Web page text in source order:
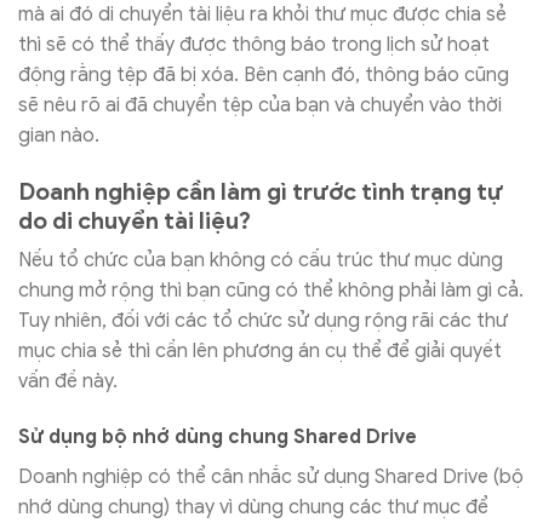
mà ai đó di chuyển tài liệu ra khỏi thư mục được chia sẻ
thì sẽ có thể thấy được thông báo trong lịch sử hoạt
động rằng tệp đã bị xóa. Bên cạnh đó, thông báo cũng
sẽ nêu rõ ai đã chuyển tệp của bạn và chuyển vào thời
gian nào.
Doanh nghiệp cần làm gì trước tình trạng tự
do di chuyển tài liệu?
Nếu tổ chức của bạn không có cấu trúc thư mục dùng
chung mở rộng thì bạn cũng có thể không phải làm gì cả.
Tuy nhiên, đối với các tổ chức sử dụng rộng rãi các thư
mục chia sẻ thì cần lên phương án cụ thể để giải quyết
vấn đề này.
Sử dụng bộ nhớ dùng chung Shared Drive
Doanh nghiệp có thể cân nhắc sử dụng Shared Drive (bộ
nhớ dùng chung) thay vì dùng chung các thư mục để